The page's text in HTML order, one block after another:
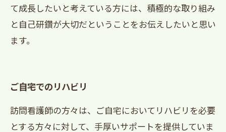
て成長したいと考えている方には、積極的な取り組み
と自己研鑽が大切だということをお伝えしたいと思い
ます。
ご自宅でのリハビリ
訪問看護師の方々は、ご自宅においてリハビリを必要
とする方々に対して、手厚いサポートを提供していま